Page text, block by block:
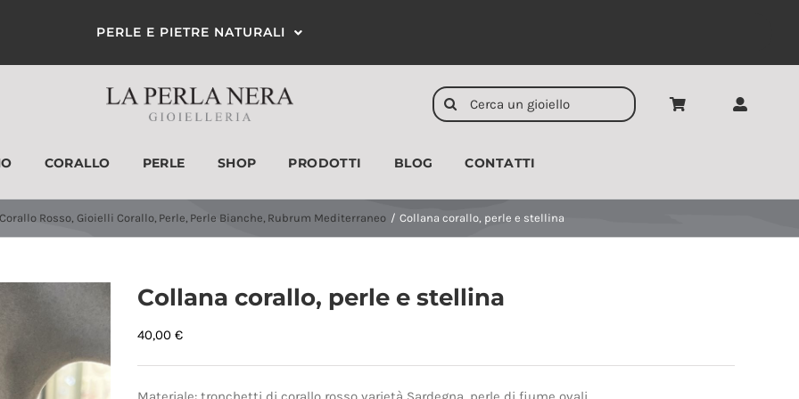
PERLE E PIETRE NATURALI
Cerca
per:
CORALLO PERLE SHOP PRODOTTI
ANELLI ORECCHINI CIONDOLI
BLOG CONTATTI
Corallo Rosso Gioielli Corallo Perle Perle Bianche Rubrum Mediterraneo Collana corallo, perle e stellina
Collana corallo, perle e stellina
40,00 €